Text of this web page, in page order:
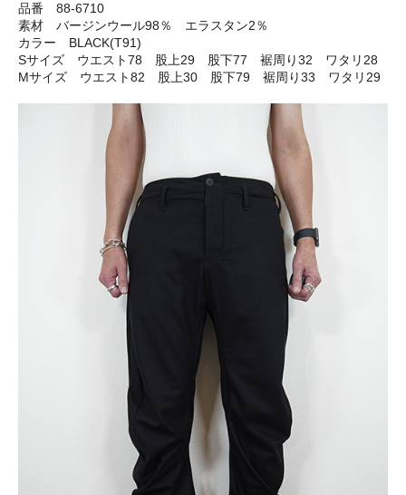
品番 88-6710
素材 バージンウール98％ エラスタン2％
カラー BLACK(T91)
Sサイズ ウエスト78 股上29 股下77 裾周り32 ワタリ28
Mサイズ ウエスト82 股上30 股下79 裾周り33 ワタリ29